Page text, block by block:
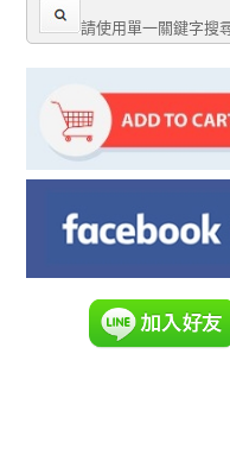
請使用單一關鍵字搜